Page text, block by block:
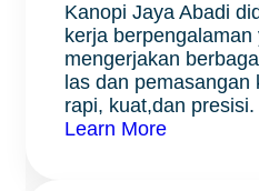
Kanopi Jaya Abadi
kerja berpengalaman
mengerjakan
las dan pemasangan
rapi, kuat,dan presisi.
Learn More